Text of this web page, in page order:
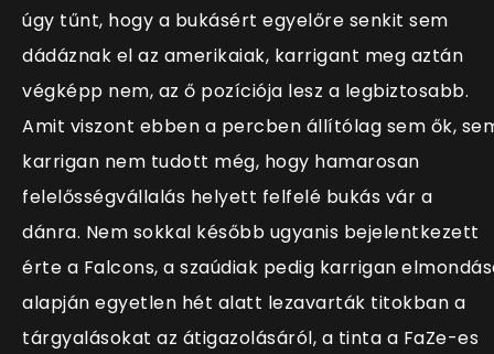
úgy tűnt, hogy a bukásért egyelőre senkit sem
dádáznak el az amerikaiak, karrigant meg aztán
végképp nem, az ő pozíciója lesz a legbiztosabb.
Amit viszont ebben a percben állítólag sem ők,
karrigan nem tudott még, hogy hamarosan
felelősségvállalás helyett felfelé bukás vár a
dánra. Nem sokkal később ugyanis bejelentkezett
érte a Falcons, a szaúdiak pedig karrigan
alapján egyetlen hét alatt lezavarták titokban a
tárgyalásokat az átigazolásáról, a tinta a FaZe-es